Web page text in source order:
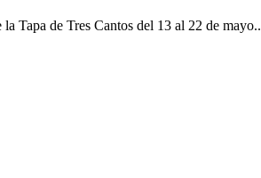
Tapa de Tres Cantos del 13 al 22 de